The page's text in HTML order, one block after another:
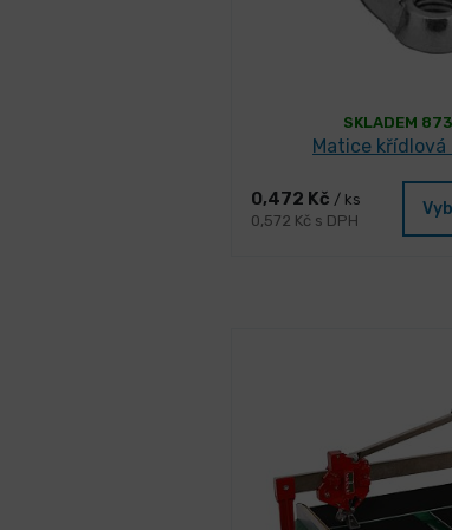
SKLADEM
Matice křídlová
0,472 Kč / ks
0,572 Kč s DPH